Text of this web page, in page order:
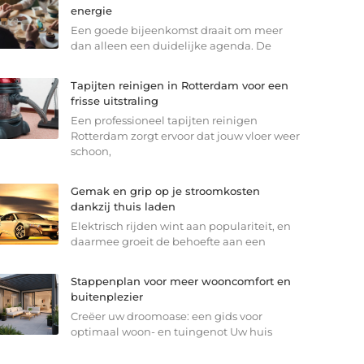
energie
Een goede bijeenkomst draait om meer
dan alleen een duidelijke agenda. De
Tapijten reinigen in Rotterdam voor een
frisse uitstraling
Een professioneel tapijten reinigen
Rotterdam zorgt ervoor dat jouw vloer weer
schoon,
Gemak en grip op je stroomkosten
dankzij thuis laden
Elektrisch rijden wint aan populariteit, en
daarmee groeit de behoefte aan een
Stappenplan voor meer wooncomfort en
buitenplezier
Creëer uw droomoase: een gids voor
optimaal woon- en tuingenot Uw huis